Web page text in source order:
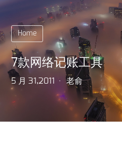
Home
7款网络记账工具
5 月 31,2011 老俞